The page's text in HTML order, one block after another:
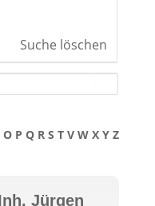
Suche löschen
O P Q R S T V W X Y Z
Jürgen